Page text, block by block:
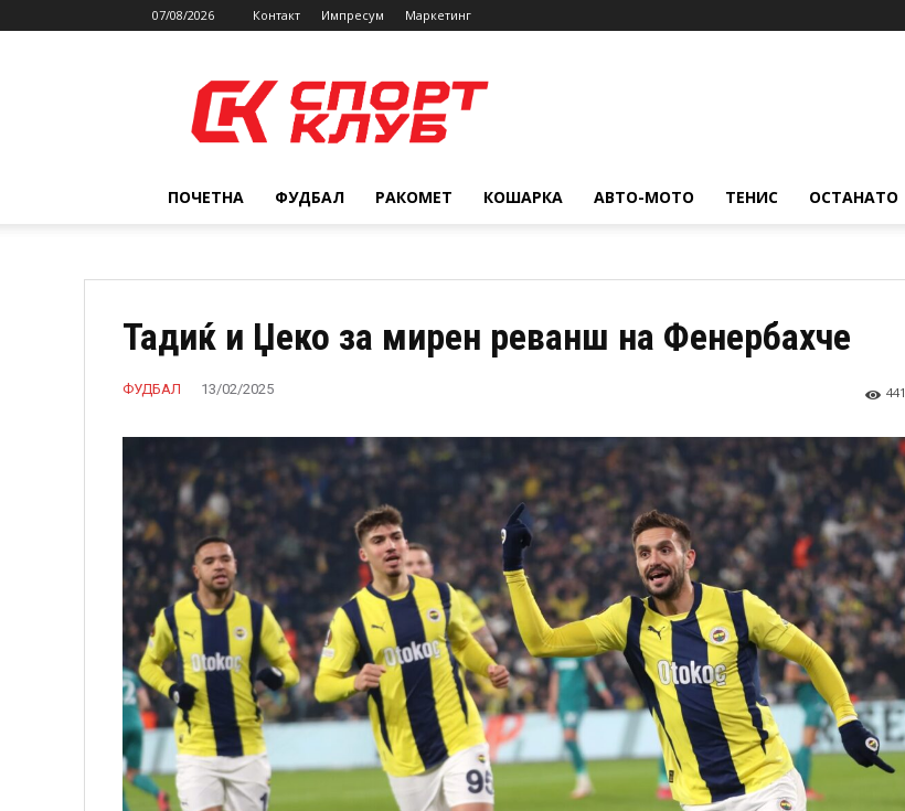
07/08/2026 Контакт Импресум Маркетинг
ПОЧЕТНА ФУДБАЛ РАКОМЕТ КОШАРКА АВТО-МОТО ТЕНИС ОСТАНАТО
Тадиќ и Џеко за мирен реванш на Фенербахче
ФУДБАЛ 13/02/2025 441